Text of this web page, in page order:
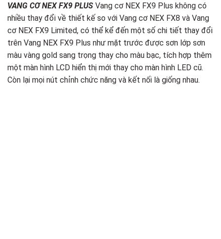
VANG CƠ NEX FX9 PLUS Vang cơ NEX FX9 Plus không có
nhiều thay đổi về thiết kế so với Vang cơ NEX FX8 và Vang
cơ NEX FX9 Limited, có thể kể đến một số chi tiết thay đổi
trên Vang NEX FX9 Plus như mặt trước được sơn lớp sơn
màu vàng gold sang trọng thay cho màu bạc, tích hợp thêm
một màn hình LCD hiển thị mới thay cho màn hình LED cũ.
Còn lại mọi nút chỉnh chức năng và kết nối là giống nhau.